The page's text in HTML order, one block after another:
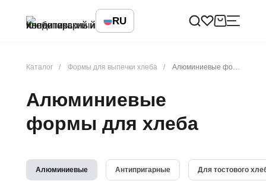
RU
Каталог Формы для выпечки хлеба Алюминиевые формы для хлеба
Алюминиевые
формы для хлеба
Алюминиевые Антипригарные Для тостового